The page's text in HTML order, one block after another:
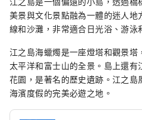
美景與文化景點融為一體的迷人
線和沙灘，非常適合日光浴、游泳
江之島海蠟燭是一座燈塔和觀景
太平洋和富士山的全景。島上還
花園，是著名的歷史遺跡。江之
海濱度假的完美必遊之地。